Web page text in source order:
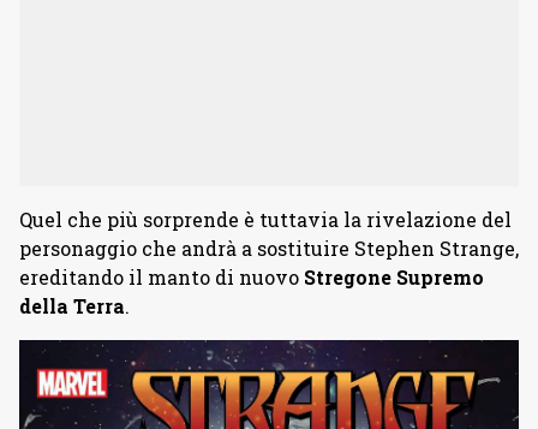
Quel che più sorprende è tuttavia la rivelazione del
personaggio che andrà a sostituire Stephen Strange,
ereditando il manto di nuovo Stregone Supremo
della Terra.